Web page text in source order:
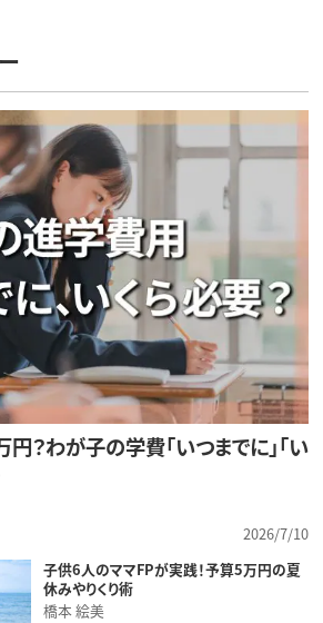
？わが子の学費「いつまでに」「い
2026/7/10
子供6人のママFPが実践！予算5万円の夏
休みやりくり術
橋本 絵美